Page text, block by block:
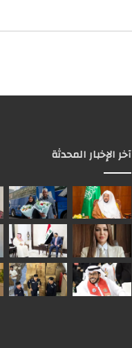
آخر الإخبار المحدثة